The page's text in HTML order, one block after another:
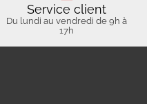
Service client
Du lundi au vendredi de 9h à
17h